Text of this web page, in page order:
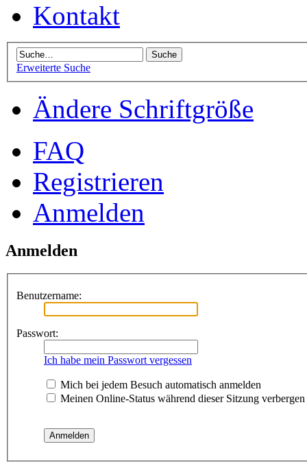
Kontakt
Erweiterte Suche
Ändere Schriftgröße
FAQ
Registrieren
Anmelden
Anmelden
Benutzername:
Passwort:
Ich habe mein Passwort vergessen
Mich bei jedem Besuch automatisch anmelden
Meinen Online-Status während dieser Sitzung verbergen